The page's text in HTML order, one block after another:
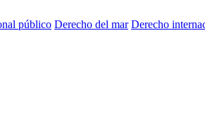
público Derecho del mar Derecho